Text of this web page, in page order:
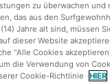
nehmenden
zu überwachen und
das aus den
Jahre alt sind, müssen
dieser Website
"Alle Cookies
die Verwendung von
Cookie-Richtlinie
HIER